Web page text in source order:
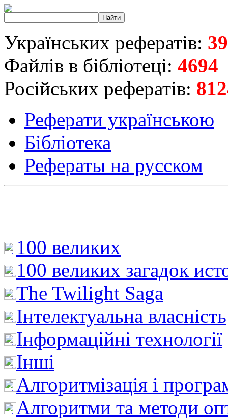
Українських рефератів:
Файлів в бібліотеці: 4694
Російських рефератів:
Реферати українською
Бібліотека
Рефераты на русском
100 великих
100 великих загадок
The Twilight Saga
Інтелектуальна влaсність
Інформаційні технології
Інші
Алгоритмізація і
Алгоритми та методи